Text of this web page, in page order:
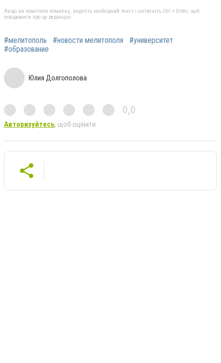
Якщо ви помітили помилку, виділіть необхідний текст і натисніть Ctrl + Enter, щоб
повідомити про це редакцію
#мелитополь #новости мелитополя
#университет
#образование
Юлия Долгополова
0,0
Авторизуйтесь, щоб оцінити